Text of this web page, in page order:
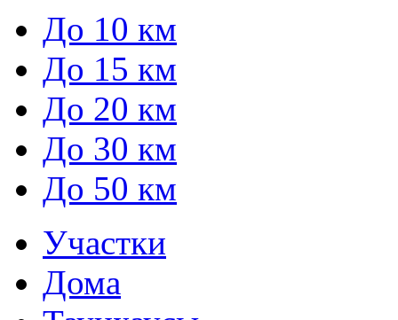
До 10 км
До 15 км
До 20 км
До 30 км
До 50 км
Участки
Дома